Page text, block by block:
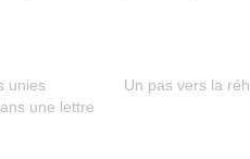
unies
une lettre
Un pas vers la